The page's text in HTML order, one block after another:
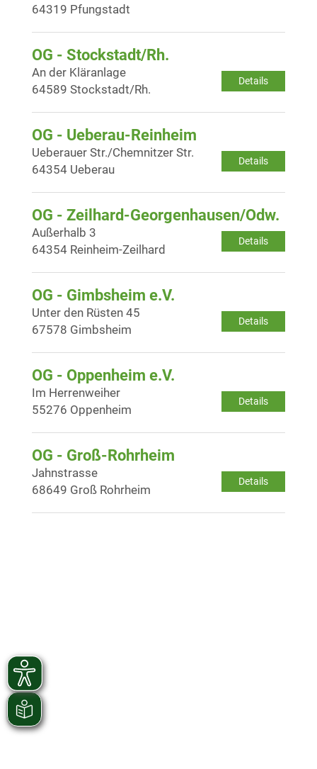
64319 Pfungstadt
OG - Stockstadt/Rh.
Details
An der Kläranlage
64589 Stockstadt/Rh.
OG - Ueberau-Reinheim
Details
Ueberauer Str./Chemnitzer Str.
64354 Ueberau
OG - Zeilhard-Georgenhausen/Odw.
Details
Außerhalb 3
64354 Reinheim-Zeilhard
OG - Gimbsheim e.V.
Details
Unter den Rüsten 45
67578 Gimbsheim
OG - Oppenheim e.V.
Details
Im Herrenweiher
55276 Oppenheim
OG - Groß-Rohrheim
Details
Jahnstrasse
68649 Groß Rohrheim